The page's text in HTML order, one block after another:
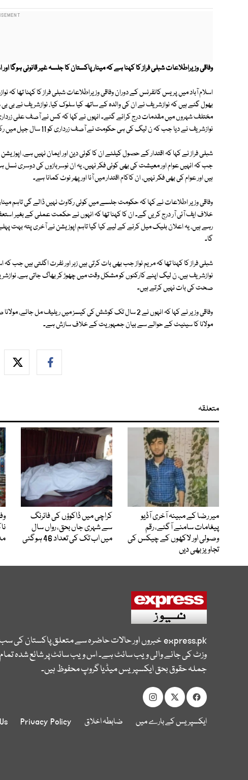
وفاقی وزیراطلاعات شبلی فراز کا کہنا ہے کہ مینار پاکستان کا جلسہ غیر قانونی ہوگا
اسلام آباد میں پریس کانفرنس کے دوران وفاقی وزیراطلاعات شبلی فراز کا کہنا تھا
بھول گئے ہیں کہ نوازشریف نے ان کی والدہ کے ساتھ کیا سلوک کیا، نوازشریف نے
مختلف شہروں میں مقدمات درج کرائے گئے۔ انہوں نے کہا کہ کس نے آصف علی
نوازشریف نے دیا جب کہ ن لیگ کی ہی حکومت نے آصف زرداری کو 11 سال جیل میں رکھا۔
شبلی فراز نے کہا کہ اقتدار کے حصول کیلئے ان کا کوئی دین اور ایمان نہیں ہے،
جب کہ انہیں عوام اور معیشت کی بھی کوئی فکر نہیں، یہ ان نوسربازوں کی دوسری
ہیں اور عوام کی بھی فکر نہیں، ان کاکام اقتدار میں آنا اور پھر نوٹ کمانا ہے۔
وفاقی وزیر اطلاعات نے کہا کہ حکومت جلسے میں کوئی رکاوٹ نہیں ڈالے گی تاہم
خلاف ایف آئی آر درج کریں گے۔ ان کا کہنا تھا کہ انہوں نے حکمت عملی کے بغیر
رہے ہیں، یہ اعلان بلیک میل کرنے کے لیے کیا گیا تاہم اپوزیشن نے آخری پتہ بہت
گا۔
شبلی فراز کا کہنا تھا کہ مریم نواز جب بھی بات کرتی ہیں زہر اور نفرت اگلتی ہیں
نوازشریف ہیں، ن لیگ اپنے کارکنوں کو مشکل وقت میں چھوڑ کر بھاگ جاتی ہے،
صحت کی بات نہیں کرتے ہیں۔
وفاقی وزیر نے کہا کہ انہوں نے 2 سال تک کوشش کی کیسز میں
مولانا کا سینیٹ کے حوالے سے بیان جمہوریت کے خلاف سازش ہے۔
متعلقہ
میر رضا کے مبینہ آخری آڈیو
پیغامات سامنے آگئے، رقم
وصولی اور لاکھوں کے چیکس کی
تجاویز بھی دیں
کراچی میں ڈاکوؤں کی فائرنگ
سے شہری جاں بحق، رواں سال
میں اب تک کی تعداد 46 ہوگئی
express.pkخبروں اور حالات حاضرہ سے متعلق پاکستان کی
وزٹ کی جانے والی ویب سائٹ ہے۔ اس ویب سائٹ پر شائع شدہ
جملہ حقوق بحق ایکسپریس میڈیا گروپ محفوظ ہیں۔
ایکسپریس کے بارے میں ضابطہ اخلاق Privacy Policy